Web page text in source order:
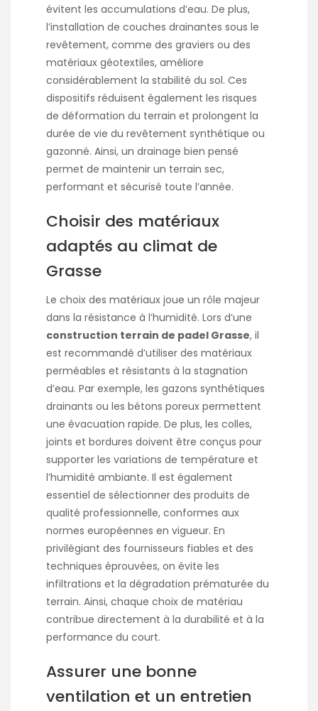
évitent les accumulations d’eau. De plus,
l’installation de couches drainantes sous le
revêtement, comme des graviers ou des
matériaux géotextiles, améliore
considérablement la stabilité du sol. Ces
dispositifs réduisent également les risques
de déformation du terrain et prolongent la
durée de vie du revêtement synthétique ou
gazonné. Ainsi, un drainage bien pensé
permet de maintenir un terrain sec,
performant et sécurisé toute l’année.
Choisir des matériaux
adaptés au climat de
Grasse
Le choix des matériaux joue un rôle majeur
dans la résistance à l’humidité. Lors d’une
construction terrain de padel Grasse, il
est recommandé d’utiliser des matériaux
perméables et résistants à la stagnation
d’eau. Par exemple, les gazons synthétiques
drainants ou les bétons poreux permettent
une évacuation rapide. De plus, les colles,
joints et bordures doivent être conçus pour
supporter les variations de température et
l’humidité ambiante. Il est également
essentiel de sélectionner des produits de
qualité professionnelle, conformes aux
normes européennes en vigueur. En
privilégiant des fournisseurs fiables et des
techniques éprouvées, on évite les
infiltrations et la dégradation prématurée du
terrain. Ainsi, chaque choix de matériau
contribue directement à la durabilité et à la
performance du court.
Assurer une bonne
ventilation et un entretien